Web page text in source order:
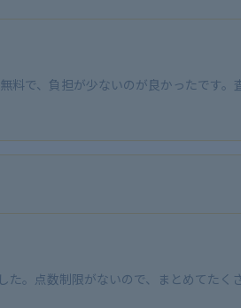
で、負担が少ないのが良かったです。
。点数制限がないので、まとめてたく